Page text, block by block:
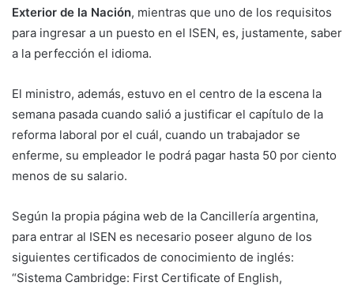
Exterior de la Nación, mientras que uno de los requisitos
para ingresar a un puesto en el ISEN, es, justamente, saber
a la perfección el idioma.
El ministro, además, estuvo en el centro de la escena la
semana pasada cuando salió a justificar el capítulo de la
reforma laboral por el cuál, cuando un trabajador se
enferme, su empleador le podrá pagar hasta 50 por ciento
menos de su salario.
Según la propia página web de la Cancillería argentina,
para entrar al ISEN es necesario poseer alguno de los
siguientes certificados de conocimiento de inglés:
“Sistema Cambridge: First Certificate of English,